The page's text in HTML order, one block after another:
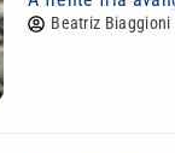
Beatriz Biaggioni